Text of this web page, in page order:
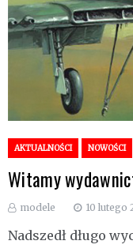
AKTUALNOŚCI NOWOŚCI
Witamy
modele 10 lutego
Nadszedł długo